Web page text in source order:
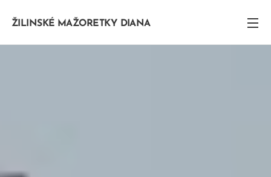
ŽILINSKÉ MAŽORETKY DIANA